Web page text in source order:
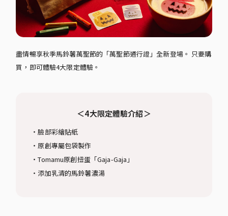
盡情暢享秋季馬鈴薯萬聖節的「萬聖節通行證」全新登場。 只要購
買，即可體驗4大限定體驗。
＜4大限定體驗介紹＞
・臉部彩繪貼紙
・原創專屬包袋製作
・Tomamu原創扭蛋「Gaja-Gaja」
・添加乳清的馬鈴薯濃湯